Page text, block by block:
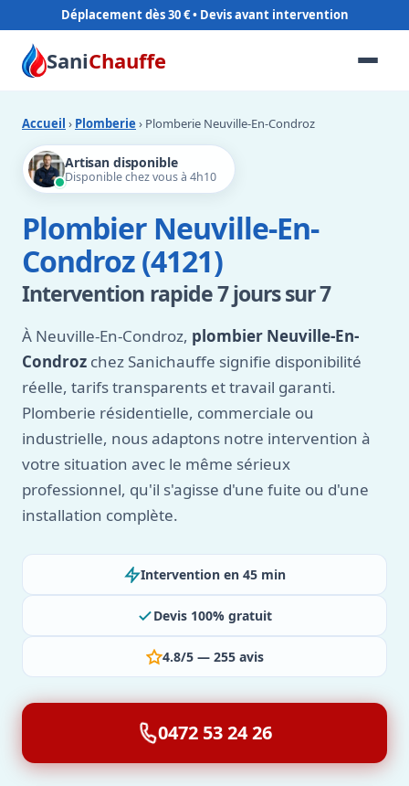
Déplacement dès 30 €
SaniChauffe
Accueil › Plomberie › Plomberie Neuville-En-Condroz
Artisan disponible
Disponible chez vous à 4h10
Plombier Neuville-En-
Condroz (4121)
Intervention rapide 7 jours sur 7
À Neuville-En-Condroz, plombier Neuville-En-
Condroz chez Sanichauffe signifie disponibilité
réelle, tarifs transparents et travail garanti.
Plomberie résidentielle, commerciale ou
industrielle, nous adaptons notre intervention à
votre situation avec le même sérieux
professionnel, qu'il s'agisse d'une fuite ou d'une
installation complète.
Intervention en 45 min
Devis 100% gratuit
4.8/5 — 255 avis
0472 53 24 26